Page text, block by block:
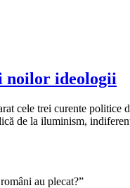
noilor ideologii
cele trei curente politice
de la iluminism,
au plecat?”